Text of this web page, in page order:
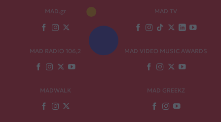
MAD.gr MAD TV
MAD RADIO 106,2 MAD VIDEO MUSIC AWARDS
MADWALK MAD GREEKZ